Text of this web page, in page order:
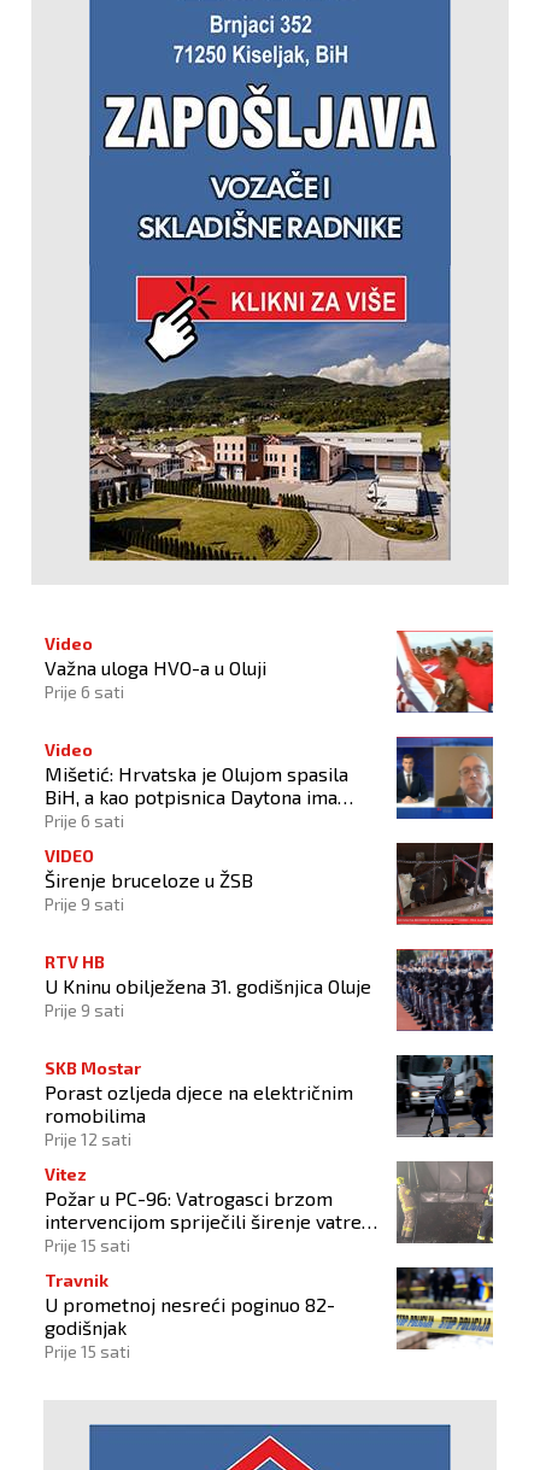
Video
Važna uloga HVO-a u Oluji
Prije 6 sati
Video
Mišetić: Hrvatska je Olujom spasila
BiH, a kao potpisnica Daytona ima
puno pravo štititi hrvatski narod
Prije 6 sati
VIDEO
Širenje bruceloze u ŽSB
Prije 9 sati
RTV HB
U Kninu obilježena 31. godišnjica Oluje
Prije 9 sati
SKB Mostar
Porast ozljeda djece na električnim
romobilima
Prije 12 sati
Vitez
Požar u PC-96: Vatrogasci brzom
intervencijom spriječili širenje vatre
na okolne objekte
Prije 15 sati
Travnik
U prometnoj nesreći poginuo 82-
godišnjak
Prije 15 sati